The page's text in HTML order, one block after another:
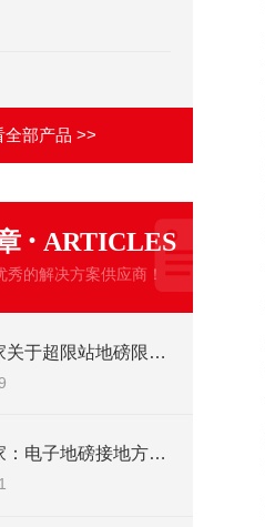
全部产品 >>
· ARTICLES
秀的解决方案供应商！
奉贤地磅厂家关于超限站地磅限位装置可自动调节的方法
电子地磅厂家：电子地磅接地方式和弊端分析